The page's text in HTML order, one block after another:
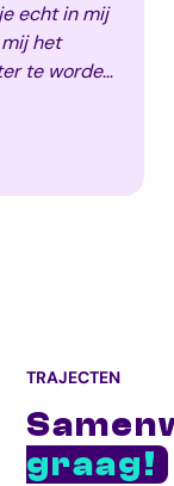
hebt je echt in mij
voor mij het
beter te worden
TRAJECTEN
graag!